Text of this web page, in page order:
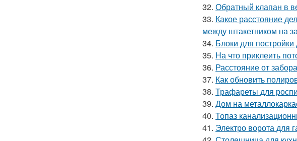
32. Обратный клапан в
33. Какое расстояние
между штакетником на
34. Блоки для
35. На что приклеить
36. Расстояние от
37. Как обновить
38. Трафареты для
39. Дом на
40. Топаз
41. Электро ворота для